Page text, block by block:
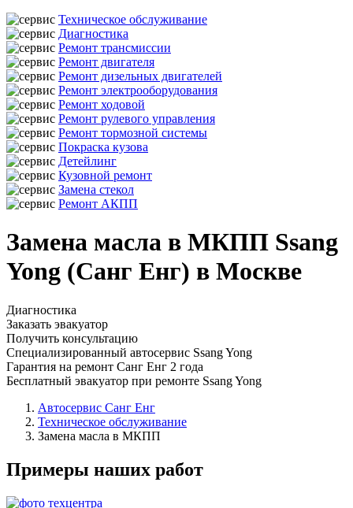
Техническое обслуживание
Диагностика
Ремонт трансмиссии
Ремонт двигателя
Ремонт дизельных двигателей
Ремонт электрооборудования
Ремонт ходовой
Ремонт рулевого управления
Ремонт тормозной системы
Покраска кузова
Детейлинг
Кузовной ремонт
Замена стекол
Ремонт АКПП
Замена масла в МКПП Ssang
Yong (Санг Енг) в Москве
Диагностика
Заказать эвакуатор
Получить консультацию
Специализированный автосервис Ssang Yong
Гарантия на ремонт Санг Енг 2 года
Бесплатный эвакуатор при ремонте Ssang Yong
Автосервис Санг Енг
Техническое обслуживание
Замена масла в МКПП
Примеры наших работ